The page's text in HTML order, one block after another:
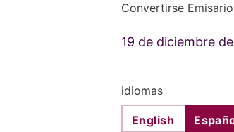
Convertirse
19 de diciembre
idiomas
English